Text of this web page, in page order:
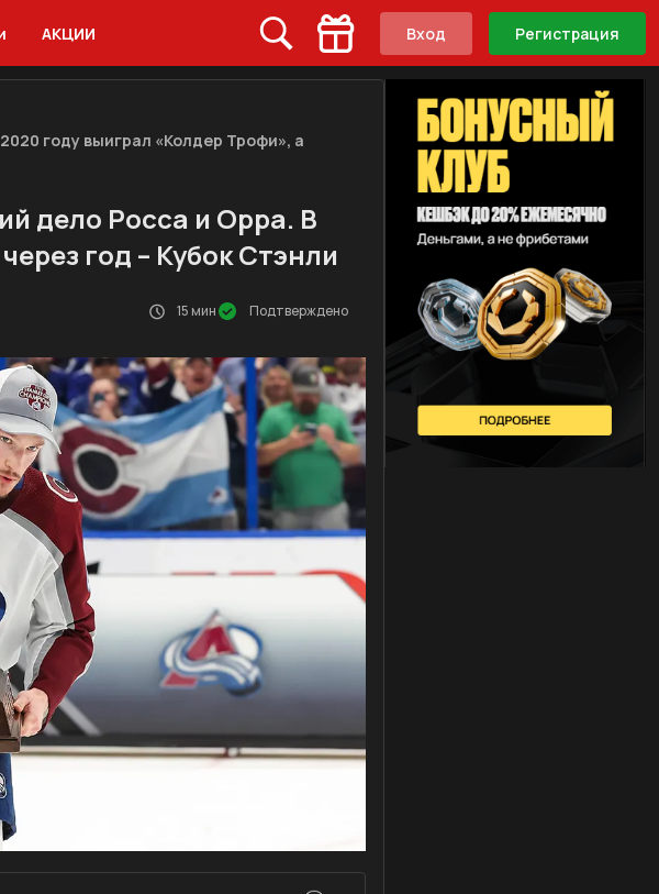
АКЦИИ Вход Регистрация
году выиграл «Колдер Трофи», а
дело Росса и Орра. В
год – Кубок Стэнли
15 мин Подтверждено